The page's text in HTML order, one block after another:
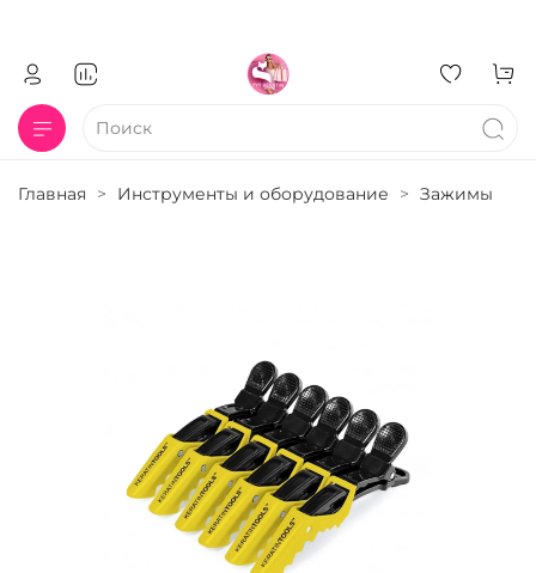
Главная Инструменты и оборудование Зажимы